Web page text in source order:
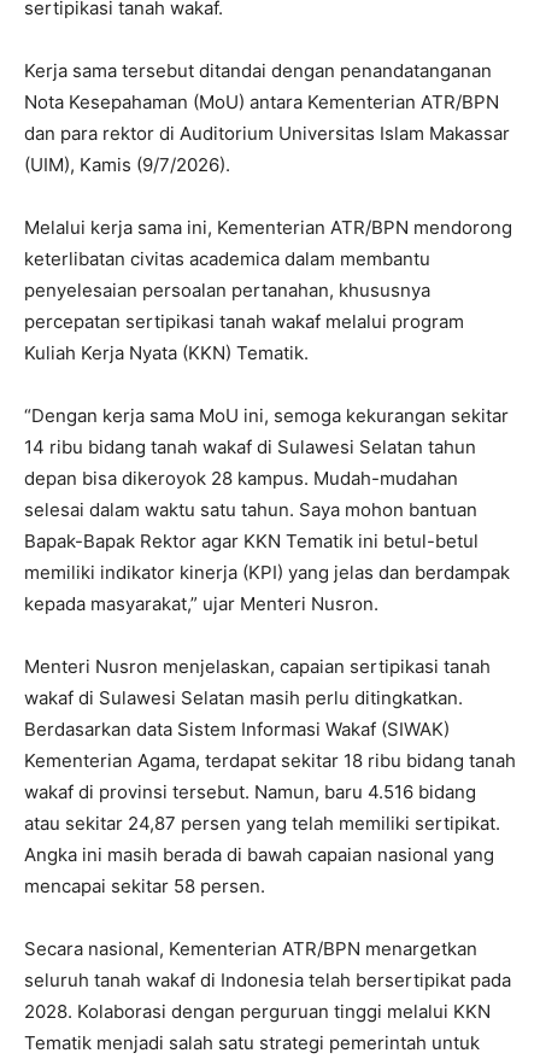
sertipikasi tanah wakaf.
Kerja sama tersebut ditandai dengan penandatanganan
Nota Kesepahaman (MoU) antara Kementerian ATR/BPN
dan para rektor di Auditorium Universitas Islam Makassar
(UIM), Kamis (9/7/2026).
Melalui kerja sama ini, Kementerian ATR/BPN mendorong
keterlibatan civitas academica dalam membantu
penyelesaian persoalan pertanahan, khususnya
percepatan sertipikasi tanah wakaf melalui program
Kuliah Kerja Nyata (KKN) Tematik.
“Dengan kerja sama MoU ini, semoga kekurangan sekitar
14 ribu bidang tanah wakaf di Sulawesi Selatan tahun
depan bisa dikeroyok 28 kampus. Mudah-mudahan
selesai dalam waktu satu tahun. Saya mohon bantuan
Bapak-Bapak Rektor agar KKN Tematik ini betul-betul
memiliki indikator kinerja (KPI) yang jelas dan berdampak
kepada masyarakat,” ujar Menteri Nusron.
Menteri Nusron menjelaskan, capaian sertipikasi tanah
wakaf di Sulawesi Selatan masih perlu ditingkatkan.
Berdasarkan data Sistem Informasi Wakaf (SIWAK)
Kementerian Agama, terdapat sekitar 18 ribu bidang tanah
wakaf di provinsi tersebut. Namun, baru 4.516 bidang
atau sekitar 24,87 persen yang telah memiliki sertipikat.
Angka ini masih berada di bawah capaian nasional yang
mencapai sekitar 58 persen.
Secara nasional, Kementerian ATR/BPN menargetkan
seluruh tanah wakaf di Indonesia telah bersertipikat pada
2028. Kolaborasi dengan perguruan tinggi melalui KKN
Tematik menjadi salah satu strategi pemerintah untuk